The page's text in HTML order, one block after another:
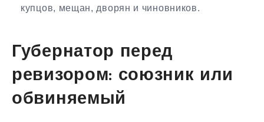
купцов, мещан, дворян и чиновников.
Губернатор перед
ревизором: союзник или
обвиняемый